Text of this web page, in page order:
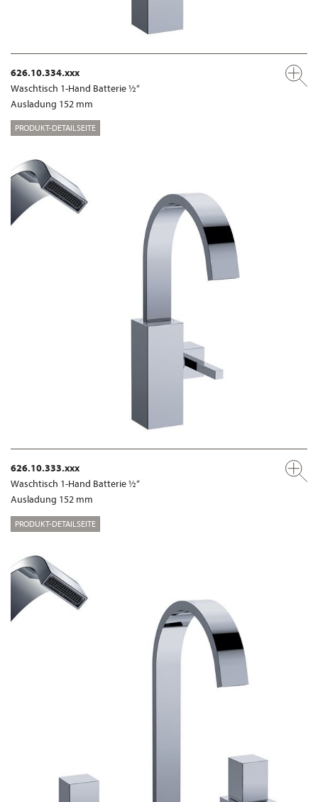
626.10.334.xxx
Waschtisch 1-Hand Batterie ½“
Ausladung 152 mm
PRODUKT-DETAILSEITE
626.10.333.xxx
Waschtisch 1-Hand Batterie ½“
Ausladung 152 mm
PRODUKT-DETAILSEITE